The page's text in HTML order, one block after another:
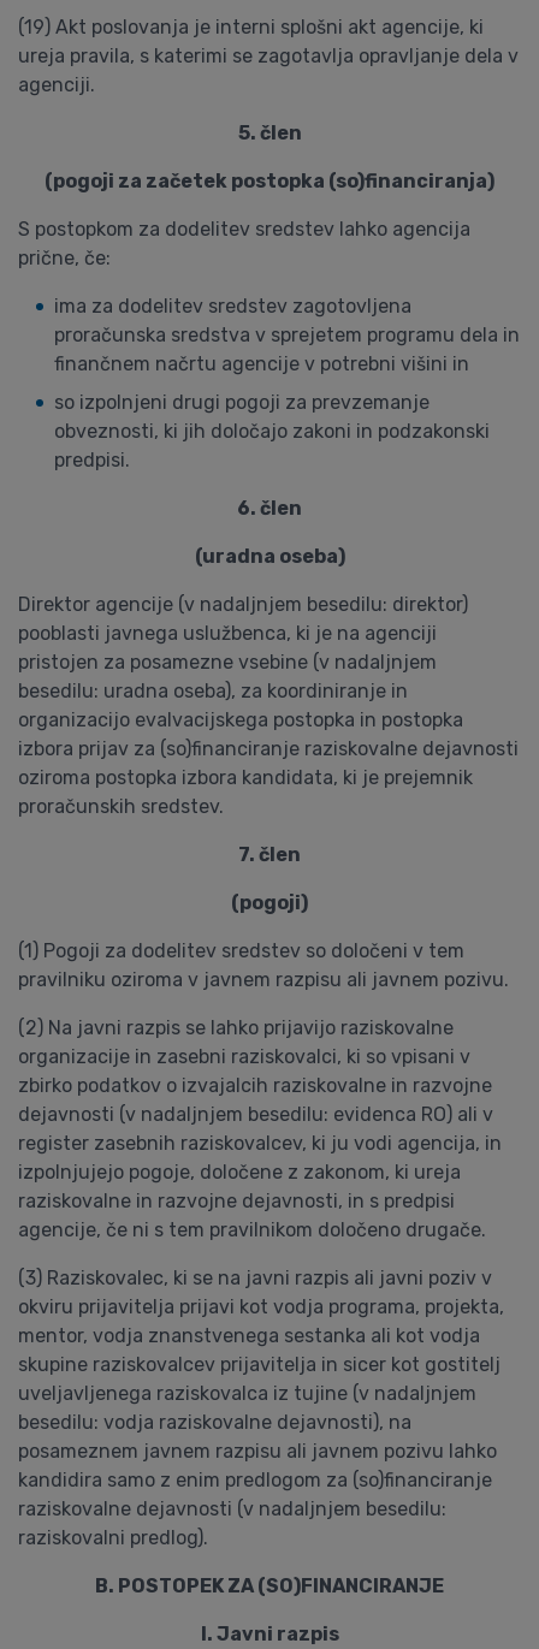
(19) Akt poslovanja je interni splošni akt agencije, ki
ureja pravila, s katerimi se zagotavlja opravljanje dela v
agenciji.
5. člen
(pogoji za začetek postopka (so)financiranja)
S postopkom za dodelitev sredstev lahko agencija
prične, če:
ima za dodelitev sredstev zagotovljena
proračunska sredstva v sprejetem programu dela in
finančnem načrtu agencije v potrebni višini in
so izpolnjeni drugi pogoji za prevzemanje
obveznosti, ki jih določajo zakoni in podzakonski
predpisi.
6. člen
(uradna oseba)
Direktor agencije (v nadaljnjem besedilu: direktor)
pooblasti javnega uslužbenca, ki je na agenciji
pristojen za posamezne vsebine (v nadaljnjem
besedilu: uradna oseba), za koordiniranje in
organizacijo evalvacijskega postopka in postopka
izbora prijav za (so)financiranje raziskovalne dejavnosti
oziroma postopka izbora kandidata, ki je prejemnik
proračunskih sredstev.
7. člen
(pogoji)
(1) Pogoji za dodelitev sredstev so določeni v tem
pravilniku oziroma v javnem razpisu ali javnem pozivu.
(2) Na javni razpis se lahko prijavijo raziskovalne
organizacije in zasebni raziskovalci, ki so vpisani v
zbirko podatkov o izvajalcih raziskovalne in razvojne
dejavnosti (v nadaljnjem besedilu: evidenca RO) ali v
register zasebnih raziskovalcev, ki ju vodi agencija, in
izpolnjujejo pogoje, določene z zakonom, ki ureja
raziskovalne in razvojne dejavnosti, in s predpisi
agencije, če ni s tem pravilnikom določeno drugače.
(3) Raziskovalec, ki se na javni razpis ali javni poziv v
okviru prijavitelja prijavi kot vodja programa, projekta,
mentor, vodja znanstvenega sestanka ali kot vodja
skupine raziskovalcev prijavitelja in sicer kot gostitelj
uveljavljenega raziskovalca iz tujine (v nadaljnjem
besedilu: vodja raziskovalne dejavnosti), na
posameznem javnem razpisu ali javnem pozivu lahko
kandidira samo z enim predlogom za (so)financiranje
raziskovalne dejavnosti (v nadaljnjem besedilu:
raziskovalni predlog).
B. POSTOPEK ZA (SO)FINANCIRANJE
I. Javni razpis